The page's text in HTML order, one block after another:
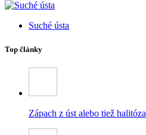
Suché ústa
Top články
Zápach z úst alebo tiež halitóza